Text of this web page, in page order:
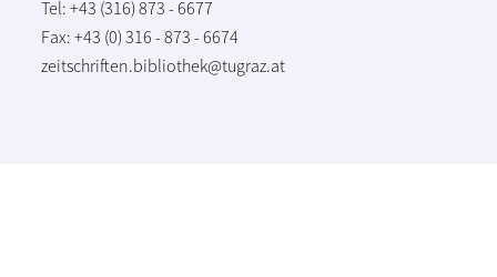
Tel: +43 (316) 873 - 6677
Fax: +43 (0) 316 - 873 - 6674
zeitschriften.bibliothek@tugraz.at